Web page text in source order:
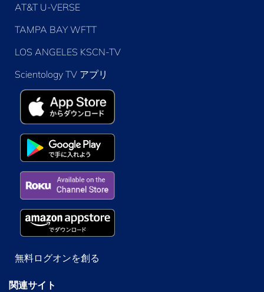
AT&T U-VERSE
TAMPA BAY WFTT
LOS ANGELES KSCN-TV
Scientology TV アプリ
無料ログオンを創る
関連サイト